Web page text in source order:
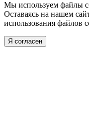
Мы используем файлы
Оставаясь на нашем
использования файлов
Я согласен